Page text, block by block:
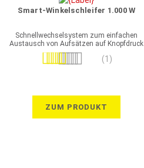
Smart-Winkelschleifer 1.000 W
Schnellwechselsystem zum einfachen
Austausch von Aufsätzen auf Knopfdruck
Bewertung:
(1)
ZUM PRODUKT